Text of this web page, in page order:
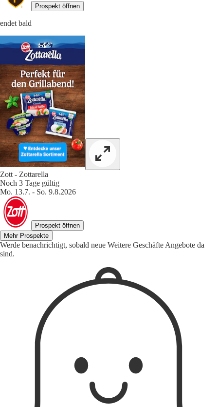
Prospekt öffnen
endet bald
Zott - Zottarella
Noch 3 Tage gültig
Mo. 13.7. - So. 9.8.2026
Prospekt öffnen
Mehr Prospekte
Werde benachrichtigt, sobald neue Weitere Geschäfte Angebote da
sind.